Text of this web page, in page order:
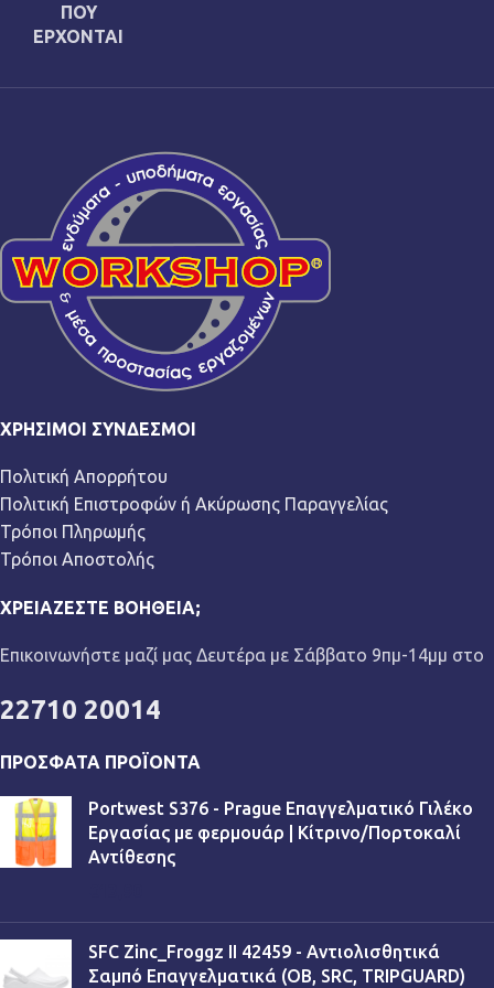
ΠΟΥ
ΕΡΧΟΝΤΑΙ
ΧΡΉΣΙΜΟΙ ΣΎΝΔΕΣΜΟΙ
Πολιτική Απορρήτου
Πολιτική Επιστροφών ή Ακύρωσης Παραγγελίας
Τρόποι Πληρωμής
Τρόποι Αποστολής
ΧΡΕΙΆΖΕΣΤΕ ΒΟΉΘΕΙΑ;
Επικοινωνήστε μαζί μας Δευτέρα με Σάββατο 9πμ-14μμ στο
22710 20014
ΠΡΌΣΦΑΤΑ ΠΡΟΪΌΝΤΑ
Portwest S376 - Prague Επαγγελματικό Γιλέκο
Εργασίας με φερμουάρ | Κίτρινο/Πορτοκαλί
Αντίθεσης
SFC Zinc_Froggz II 42459 - Αντιολισθητικά
Σαμπό Επαγγελματικά (OB, SRC, TRIPGUARD)